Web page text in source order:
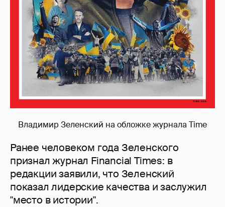
Владимир Зеленский на обложке журнала Time
Ранее человеком года Зеленского
признал журнал Financial Times: в
редакции заявили, что Зеленский
показал лидерские качества и заслужил
"место в истории".